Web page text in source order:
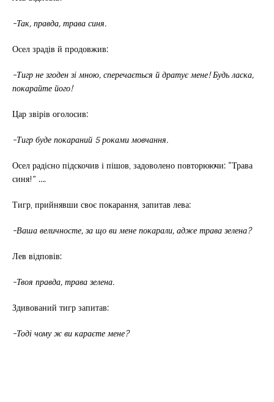
-Так, правда, трава синя.
Осел зрадів й продовжив:
-Тигр не згоден зі мною, сперечається й дратує мене! Будь ласка,
покарайте його!
Цар звірів оголосив:
-Тигр буде покараний 5 роками мовчання.
Осел радісно підскочив і пішов, задоволено повторюючи: “Трава
синя!” ….
Тигр, прийнявши своє покарання, запитав лева:
-Ваша величносте, за що ви мене покарали, адже трава зелена?
Лев відповів:
-Твоя правда, трава зелена.
Здивований тигр запитав:
-Тоді чому ж ви караєте мене?